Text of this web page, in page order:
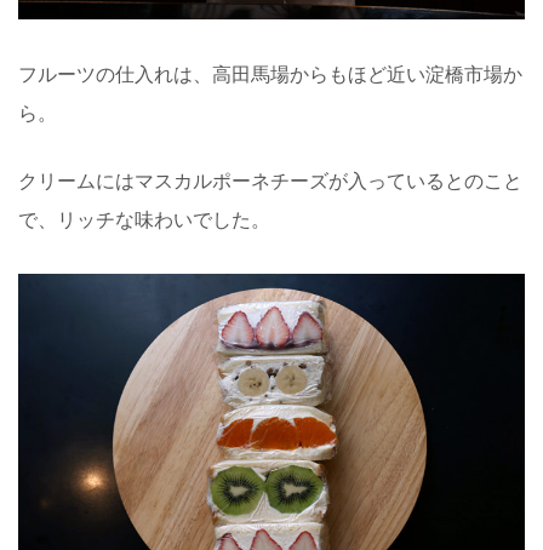
フルーツの仕入れは、高田馬場からもほど近い淀橋市場か
ら。
クリームにはマスカルポーネチーズが入っているとのこと
で、リッチな味わいでした。